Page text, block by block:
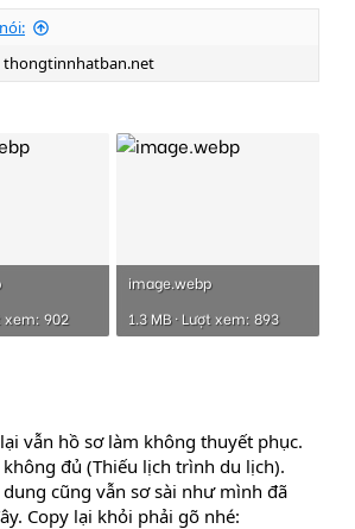
thongtinnhatban.net
xem: 902
image.webp
1.3 MB · Lượt xem: 893
vẫn hồ sơ làm không thuyết phục.
đủ (Thiếu lịch trình du lịch).
cũng vẫn sơ sài như mình đã
Copy lại khỏi phải gõ nhé: